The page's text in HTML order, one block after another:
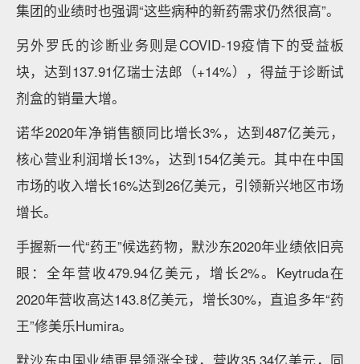
集团的业绩时也强调“这些病种的新药需求仍然很高”。
另外罗氏的诊断业务则是COVID-19疫情下的受益板
块，达到137.91亿瑞士法郎（+14%），得益于诊断试
剂盒的销量大增。
诺华2020年净销售额同比增长3%，达到487亿美元，
核心营业利润增长13%，达到154亿美元。其中在中国
市场的收入增长16%达到26亿美元，引领新兴地区市场
增长。
手握新一代“药王”候选药物，默沙东2020年业绩依旧亮
眼：全年营收479.94亿美元，增长2%。Keytruda在
2020年营收高达143.8亿美元，增长30%，直追多年“药
王”修美乐Humira。
默沙东中国业绩更是领涨全球，营收35.34亿美元，同